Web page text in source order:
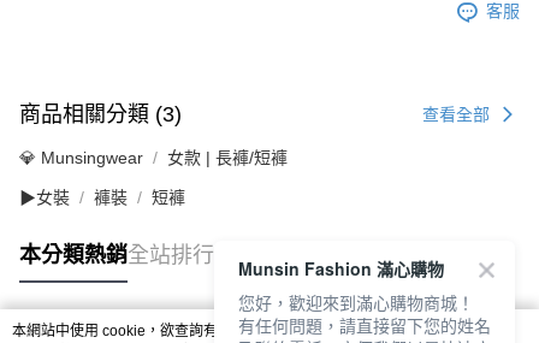
客服
商品相關分類 (3) 查看全部
💎 Munsingwear 女款 | 長褲/短褲
▶女裝 褲裝 短褲
本分類熱銷全站排行
本網站中使用 cookie，欲查詢有關本網站使用 cookie 方式之詳情，及若您不希
Munsin Fashion 滿心購物
您好，歡迎來到滿心購物商城！
有任何問題，請直接留下您的姓名